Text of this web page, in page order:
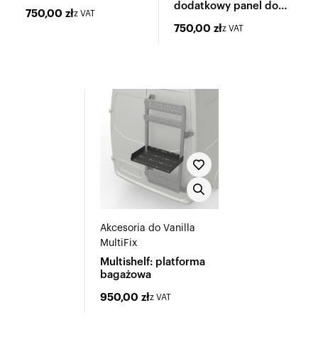
750,00 złz VAT
dodatkowy panel do
750,00 złz VAT
Akcesoria do Vanilla
MultiFix
Multishelf: platforma
bagażowa
950,00 złz VAT